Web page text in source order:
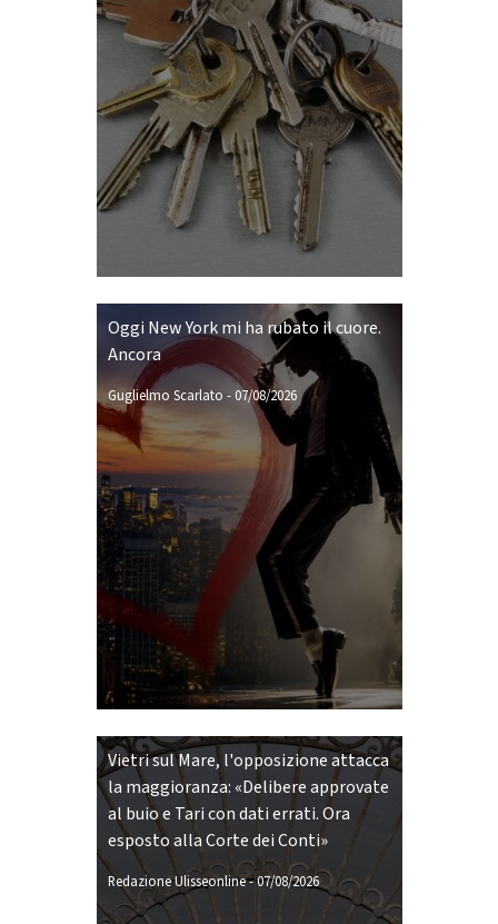
Oggi New York mi ha rubato il cuore.
Ancora
Guglielmo Scarlato -07/08/2026
Vietri sul Mare, l'opposizione attacca
la maggioranza: «Delibere approvate
al buio e Tari con dati errati. Ora
esposto alla Corte dei Conti»
Redazione Ulisseonline-07/08/2026